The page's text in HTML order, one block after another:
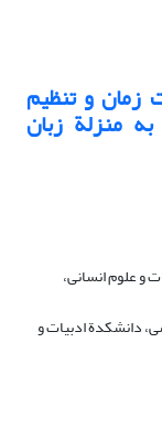
زمان و تنظیم
منزلة زبان
و علوم انسانی،
دانشکدة ادبیات و